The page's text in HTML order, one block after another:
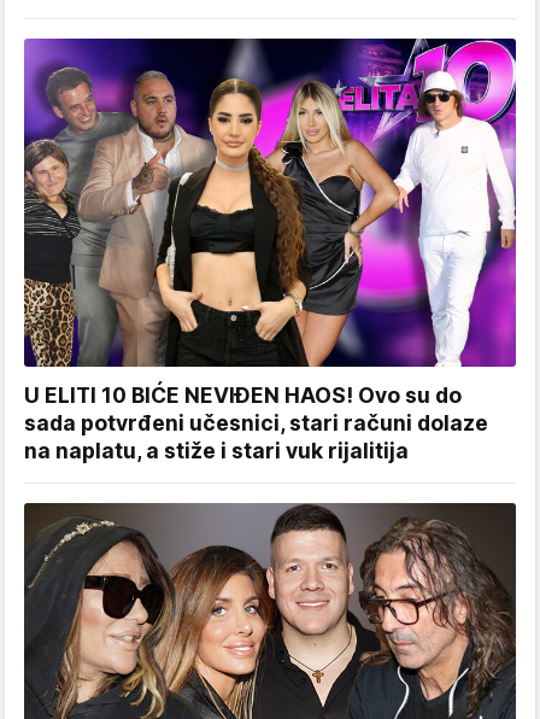
U ELITI 10 BIĆE NEVIĐEN HAOS! Ovo su do
sada potvrđeni učesnici, stari računi dolaze
na naplatu, a stiže i stari vuk rijalitija